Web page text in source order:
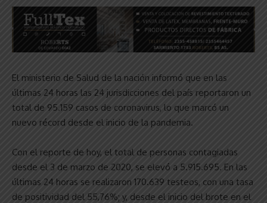
El ministerio de Salud de la nación informó que en las
últimas 24 horas las 24 jurisdicciones del país reportaron un
total de 95.159 casos de coronavirus, lo que marcó un
nuevo récord desde el inicio de la pandemia.
Con el reporte de hoy, el total de personas contagiadas
desde el 3 de marzo de 2020, se elevó a 5.915.695. En las
últimas 24 horas se realizaron 170.639 testeos, con una tasa
de positividad del 55,76%; y, desde el inicio del brote en el